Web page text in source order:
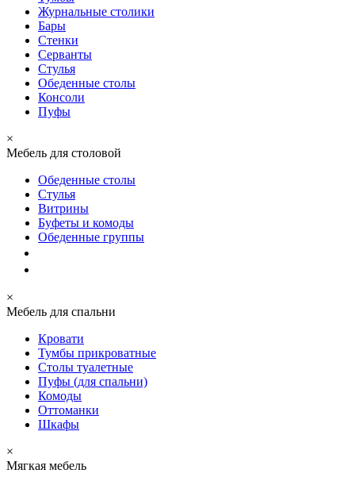
Журнальные столики
Бары
Стенки
Серванты
Стулья
Обеденные столы
Консоли
Пуфы
×
Мебель для столовой
Обеденные столы
Стулья
Витрины
Буфеты и комоды
Обеденные группы
×
Мебель для спальни
Кровати
Тумбы прикроватные
Столы туалетные
Пуфы (для спальни)
Комоды
Оттоманки
Шкафы
×
Мягкая мебель